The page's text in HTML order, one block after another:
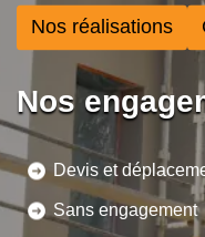
Nos réalisations
Nos
Devis et
Sans engagement